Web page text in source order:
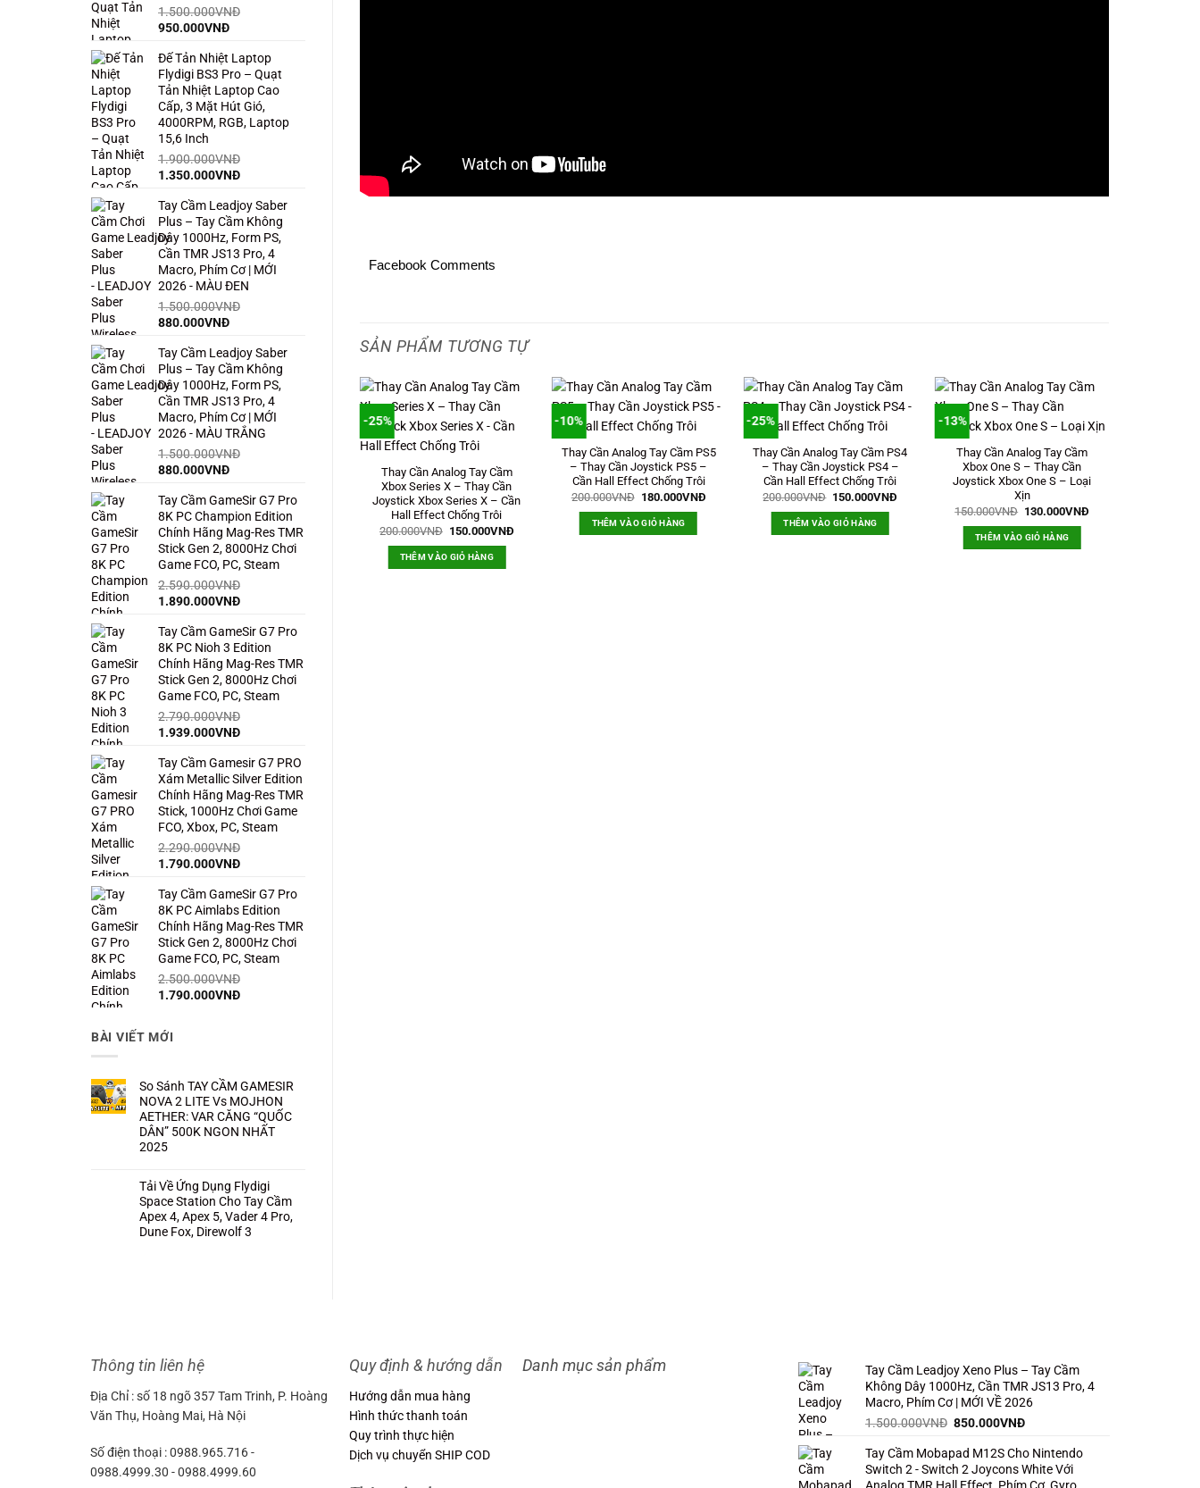
1.500.000VNĐ
Giá
là:
1.500.000VNĐ.
950.000VNĐGiá
tại
là:
950.000VNĐ.
Đế Tản Nhiệt Laptop
Flydigi BS3 Pro – Quạt
Tản Nhiệt Laptop Cao
Cấp, 3 Mặt Hút Gió,
4000RPM, RGB, Laptop
15,6 Inch
1.900.000VNĐ
Giá
là:
1.900.000VNĐ.
1.350.000VNĐGiá
tại
là:
1.350.000VNĐ.
Tay Cầm Leadjoy Saber
Plus – Tay Cầm Không
Dây 1000Hz, Form PS,
Cần TMR JS13 Pro, 4
Macro, Phím Cơ | MỚI
2026 - MÀU ĐEN
1.500.000VNĐ
Giá
là:
1.500.000VNĐ.
880.000VNĐGiá
tại
là:
880.000VNĐ.
Tay Cầm Leadjoy Saber
Plus – Tay Cầm Không
Dây 1000Hz, Form PS,
Cần TMR JS13 Pro, 4
Macro, Phím Cơ | MỚI
2026 - MÀU TRẮNG
1.500.000VNĐ
Giá
là:
1.500.000VNĐ.
880.000VNĐGiá
tại
là:
880.000VNĐ.
Tay Cầm GameSir G7 Pro
8K PC Champion Edition
Chính Hãng Mag-Res TMR
Stick Gen 2, 8000Hz Chơi
Game FCO, PC, Steam
2.590.000VNĐ
Giá
là:
2.590.000VNĐ.
1.890.000VNĐGiá
tại
là:
1.890.000VNĐ.
Tay Cầm GameSir G7 Pro
8K PC Nioh 3 Edition
Chính Hãng Mag-Res TMR
Stick Gen 2, 8000Hz Chơi
Game FCO, PC, Steam
2.790.000VNĐ
Giá
là:
2.790.000VNĐ.
1.939.000VNĐGiá
tại
là:
1.939.000VNĐ.
Tay Cầm Gamesir G7 PRO
Xám Metallic Silver Edition
Chính Hãng Mag-Res TMR
Stick, 1000Hz Chơi Game
FCO, Xbox, PC, Steam
2.290.000VNĐ
Giá
là:
2.290.000VNĐ.
1.790.000VNĐGiá
tại
là:
1.790.000VNĐ.
Tay Cầm GameSir G7 Pro
8K PC Aimlabs Edition
Chính Hãng Mag-Res TMR
Stick Gen 2, 8000Hz Chơi
Game FCO, PC, Steam
2.500.000VNĐ
Giá
2.500.000VNĐ.
1.790.000VNĐGiá
BÀI VIẾT MỚI
So Sánh TAY CẦM GAMESIR
NOVA 2 LITE Vs MOJHON
AETHER: VAR CĂNG “QUỐC
DÂN” 500K NGON NHẤT
2025
bình
luận
ở
So
Sánh
TAY
500K
NGON
2025
Tải Về Ứng Dụng Flydigi
Space Station Cho Tay Cầm
Apex 4, Apex 5, Vader 4 Pro,
Dune Fox, Direwolf 3
Cho
Apex
Apex
5,
Pro,
Fox,
Facebook Comments
SẢN PHẨM TƯƠNG TỰ
-25%
Thay Cần Analog Tay Cầm
Xbox Series X – Thay Cần
Joystick Xbox Series X – Cần
Hall Effect Chống Trôi
200.000VNĐ Giá
là:
200.000VNĐ.
150.000VNĐGiá
THÊM VÀO GIỎ HÀNG
-10%
Thay Cần Analog Tay Cầm PS5
– Thay Cần Joystick PS5 –
Cần Hall Effect Chống Trôi
200.000VNĐ Giá
là:
200.000VNĐ.
180.000VNĐGiá
180.000VNĐ.
THÊM VÀO GIỎ HÀNG
-25%
Thay Cần Analog Tay Cầm PS4
– Thay Cần Joystick PS4 –
Cần Hall Effect Chống Trôi
200.000VNĐ Giá
là:
200.000VNĐ.
150.000VNĐ
THÊM VÀO GIỎ HÀNG
-13%
Thay Cần Analog Tay Cầm
Xbox One S – Thay Cần
Joystick Xbox One S – Loại
Xịn
150.000VNĐ Giá
là:
150.000VNĐ.
130.000VNĐ
THÊM VÀO GIỎ HÀNG
Cần Analog Tay Cầm PS4
Thay Cần Joystick PS4 –
150.000VNĐ.
120.000VNĐ
120.000VNĐ.
THÊM VÀO GIỎ HÀNG
-13%
Thay Cần Analog Tay Cầm
Xbox Series X – Thay Cần
Joystick Xbox Series X – Loại
150.000VNĐ
Giá
gốc
là:
150.000VNĐ.
130.000
THÊM VÀO GIỎ HÀNG
Thông tin liên hệ
Địa Chỉ : số 18 ngõ 357 Tam Trinh, P. Hoàng
Văn Thụ, Hoàng Mai, Hà Nội
Số điện thoại : 0988.965.716 -
0988.4999.30 - 0988.4999.60
Quy định & hướng dẫn
Hướng dẫn mua hàng
Hình thức thanh toán
Quy trình thực hiện
Dịch vụ chuyển SHIP COD
Danh mục sản phẩm
Tay Cầm Leadjoy Xeno Plus – Tay Cầm
Không Dây 1000Hz, Cần TMR JS13 Pro, 4
Macro, Phím Cơ | MỚI VỀ 2026
1.500.000VNĐ Giá
là:
1.500.000VNĐ.
850.000VNĐGiá
tại
là:
Tay Cầm Mobapad M12S Cho Nintendo
Switch 2 - Switch 2 Joycons White Với